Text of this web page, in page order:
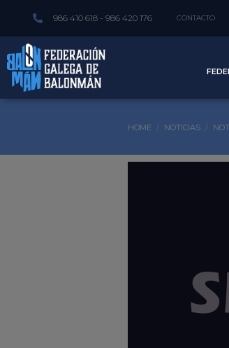
986 410 618 - 986 420 176 CONTACTO
HOME NOTICIAS